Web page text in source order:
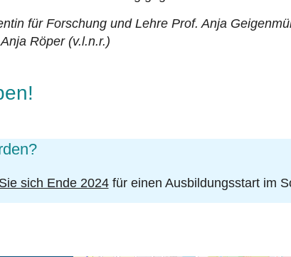
für Forschung und Lehre Prof. Anja
Röper (v.l.n.r.)
sich Ende 2024für einen Ausbildungsstart im